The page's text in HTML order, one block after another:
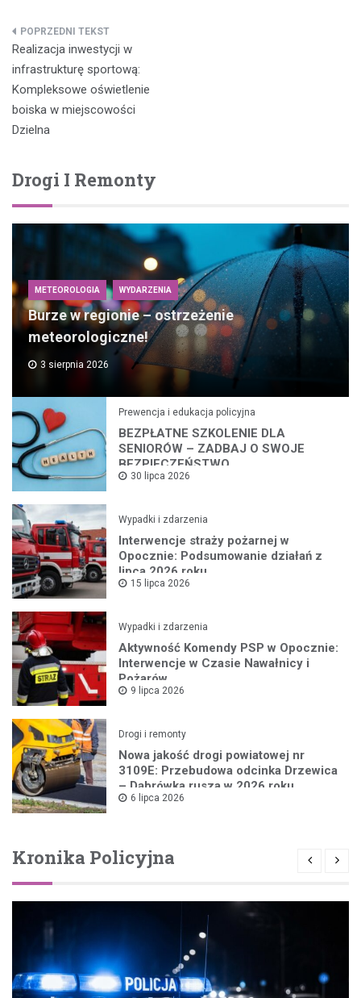
Nawigacja
wpisu
Realizacja inwestycji w
infrastrukturę sportową:
Kompleksowe oświetlenie
boiska w miejscowości
Dzielna
Drogi I Remonty
METEOROLOGIA WYDARZENIA
Burze w regionie – ostrzeżenie
meteorologiczne!
3 sierpnia 2026
Prewencja i edukacja policyjna
BEZPŁATNE SZKOLENIE DLA
SENIORÓW – ZADBAJ O SWOJE
BEZPIECZEŃSTWO
30 lipca 2026
Wypadki i zdarzenia
Interwencje straży pożarnej w
Opocznie: Podsumowanie działań z
lipca 2026 roku
15 lipca 2026
Wypadki i zdarzenia
Aktywność Komendy PSP w Opocznie:
Interwencje w Czasie Nawałnicy i
Pożarów
9 lipca 2026
Drogi i remonty
Nowa jakość drogi powiatowej nr
3109E: Przebudowa odcinka Drzewica
– Dąbrówka rusza w 2026 roku
6 lipca 2026
Kronika Policyjna